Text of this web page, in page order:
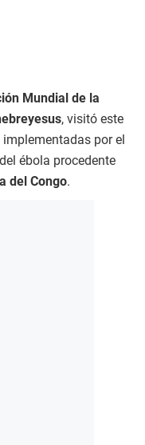
Mundial de la
, visitó este
por el
ébola procedente
del Congo.